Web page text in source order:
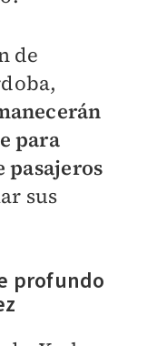
de
para
pasajeros
sus
profundo